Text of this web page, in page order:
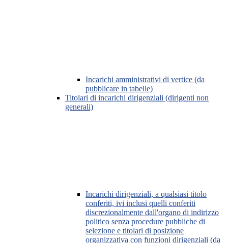
Incarichi amministrativi di vertice (da
pubblicare in tabelle)
Titolari di incarichi dirigenziali (dirigenti non
generali)
Incarichi dirigenziali, a qualsiasi titolo
conferiti, ivi inclusi quelli conferiti
discrezionalmente dall'organo di indirizzo
politico senza procedure pubbliche di
selezione e titolari di posizione
organizzativa con funzioni dirigenziali (da